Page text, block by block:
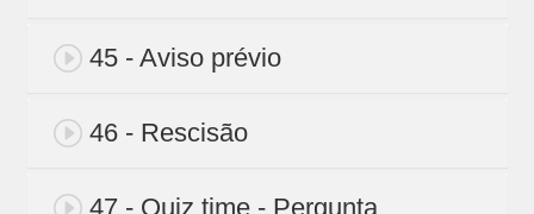
45 - Aviso prévio
46 - Rescisão
47 - Quiz time - Pergunta